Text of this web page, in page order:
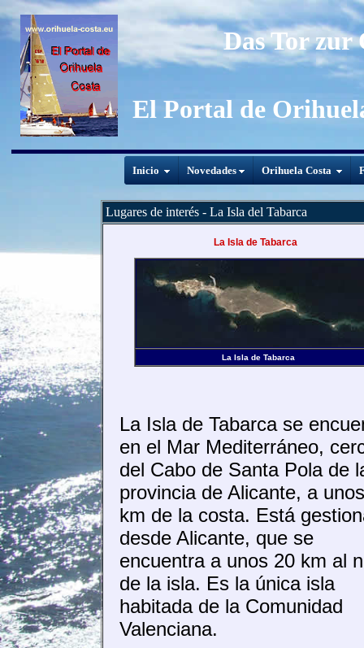
Das Tor zur
El Portal de
Inicio Novedades Orihuela Costa
Lugares de interés - La Isla del Tabarca
La Isla de Tabarca
La Isla de Tabarca
La Isla de Tabarca se
en el Mar Mediterráneo,
del Cabo de Santa Pola de
provincia de Alicante, a
km de la costa. Está
desde Alicante, que se
encuentra a unos 20 km al
de la isla. Es la única isla
habitada de la Comunidad
Valenciana.